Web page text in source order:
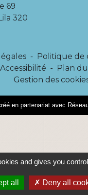
69
320
-
Politique de
Accessibilité - Plan
Gestion des
en partenariat avec
and gives you
all
Deny all